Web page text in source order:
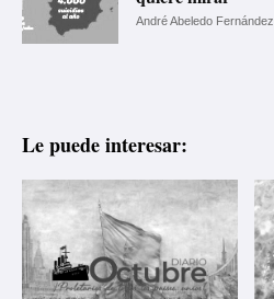
André Abeledo Fernández
Le puede interesar: